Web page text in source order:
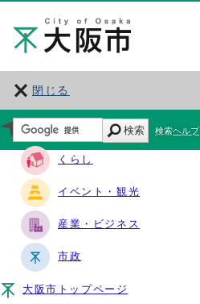
閉じる
サイト・ナビ
くらし
イベント・観光
産業・ビジネス
市政
大阪市トップページ
検索 検索ヘルプ